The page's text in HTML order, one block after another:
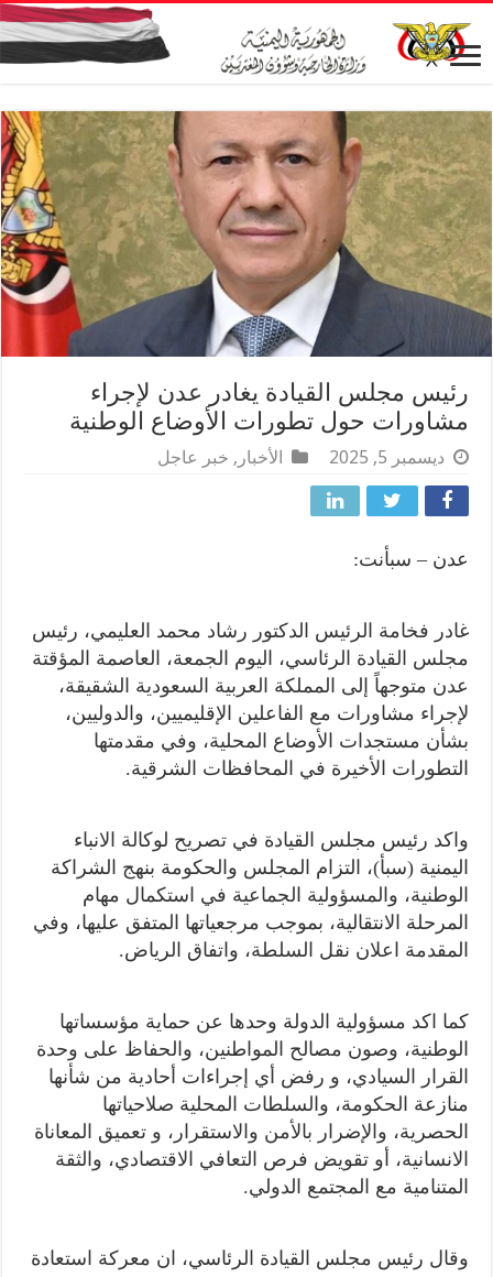
رئيس مجلس القيادة يغادر عدن لإجراء
مشاورات حول تطورات الأوضاع الوطنية
ديسمبر 5, 2025 الأخبار , خبر عاجل
عدن – سبأنت:
غادر فخامة الرئيس الدكتور رشاد محمد العليمي، رئيس
مجلس القيادة الرئاسي، اليوم الجمعة، العاصمة المؤقتة
عدن متوجهاً إلى المملكة العربية السعودية الشقيقة،
لإجراء مشاورات مع الفاعلين الإقليميين، والدوليين،
بشأن مستجدات الأوضاع المحلية، وفي مقدمتها
التطورات الأخيرة في المحافظات الشرقية.
واكد رئيس مجلس القيادة في تصريح لوكالة الانباء
اليمنية (سبأ)، التزام المجلس والحكومة بنهج الشراكة
الوطنية، والمسؤولية الجماعية في استكمال مهام
المرحلة الانتقالية، بموجب مرجعياتها المتفق عليها، وفي
المقدمة اعلان نقل السلطة، واتفاق الرياض.
كما اكد مسؤولية الدولة وحدها عن حماية مؤسساتها
الوطنية، وصون مصالح المواطنين، والحفاظ على وحدة
القرار السيادي، و رفض أي إجراءات أحادية من شأنها
منازعة الحكومة، والسلطات المحلية صلاحياتها
الحصرية، والإضرار بالأمن والاستقرار، و تعميق المعاناة
الانسانية، أو تقويض فرص التعافي الاقتصادي، والثقة
المتنامية مع المجتمع الدولي.
وقال رئيس مجلس القيادة الرئاسي، ان معركة استعادة